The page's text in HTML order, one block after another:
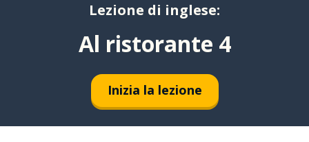
Lezione di inglese:
Al ristorante 4
Inizia la lezione